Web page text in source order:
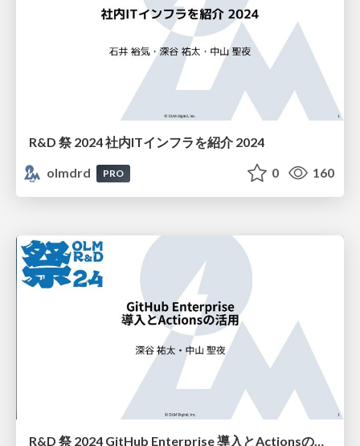
R&D 祭 2024 社内ITインフラを紹介 2024
olmdrd
PRO 0 160
R&D 祭 2024 GitHub Enterprise 導入とActionsの活用